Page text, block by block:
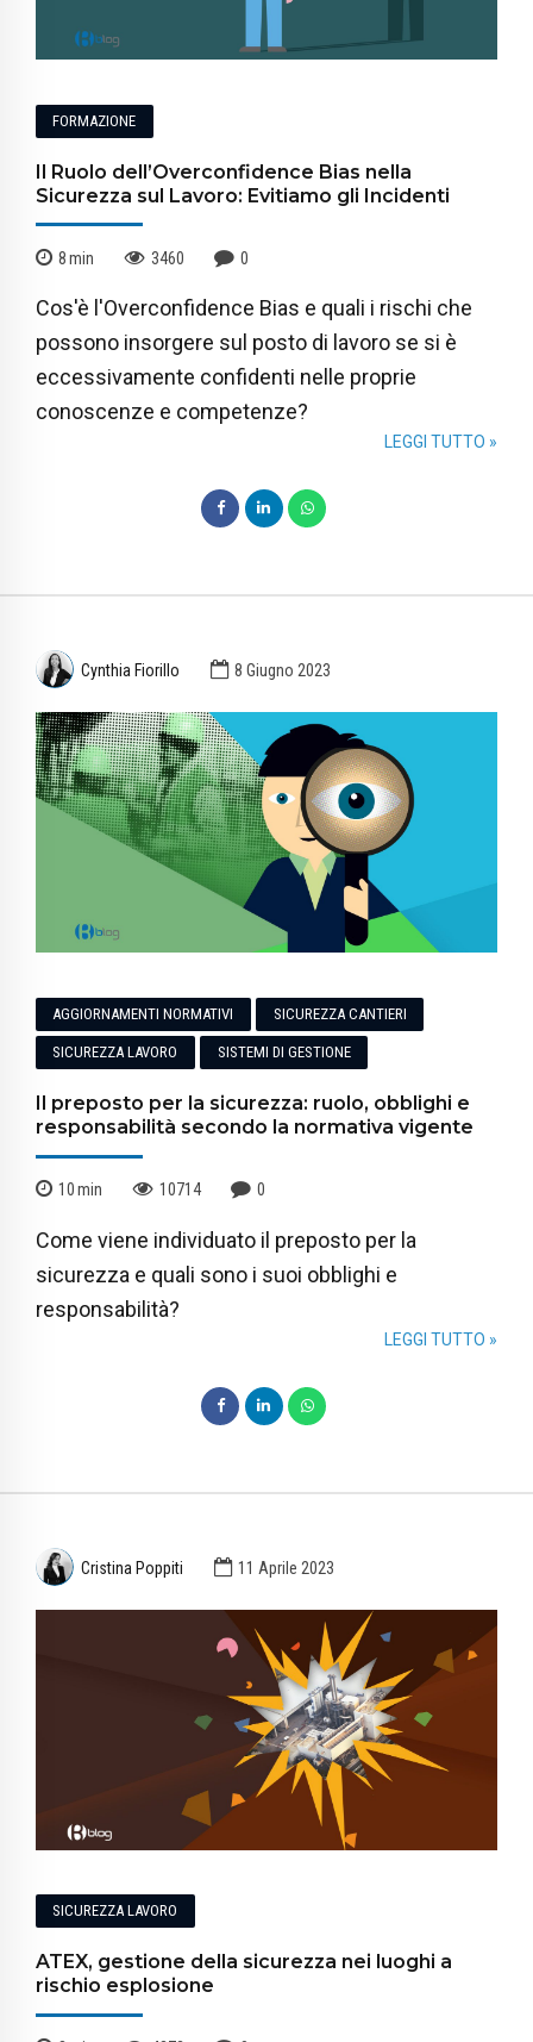
FORMAZIONE
Il Ruolo dell’Overconfidence Bias nella
Sicurezza sul Lavoro: Evitiamo gli Incidenti
8min 3460 0
Cos'è l'Overconfidence Bias e quali i rischi che
possono insorgere sul posto di lavoro se si è
eccessivamente confidenti nelle proprie
conoscenze e competenze?
LEGGI TUTTO »
Cynthia Fiorillo 8 Giugno 2023
AGGIORNAMENTI NORMATIVI SICUREZZA CANTIERI
SICUREZZA LAVORO SISTEMI DI GESTIONE
Il preposto per la sicurezza: ruolo, obblighi e
responsabilità secondo la normativa vigente
10min 10714 0
Come viene individuato il preposto per la
sicurezza e quali sono i suoi obblighi e
responsabilità?
LEGGI TUTTO »
Cristina Poppiti 11 Aprile 2023
SICUREZZA LAVORO
ATEX, gestione della sicurezza nei luoghi a
rischio esplosione